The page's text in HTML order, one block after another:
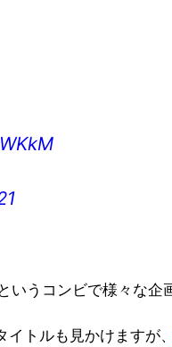
うコンビで様々な企
トルも見かけますが、